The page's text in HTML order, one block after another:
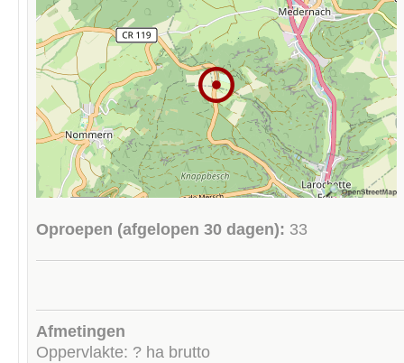
Oproepen (afgelopen 30 dagen): 33
Afmetingen
Oppervlakte: ? ha brutto